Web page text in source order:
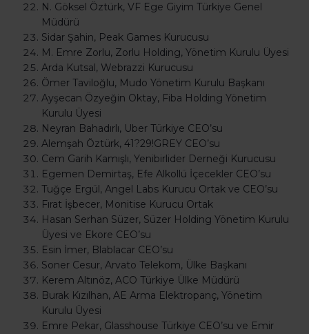
N. Göksel Öztürk, VF Ege Giyim Türkiye Genel
Müdürü
Sidar Şahin, Peak Games Kurucusu
M. Emre Zorlu, Zorlu Holding, Yönetim Kurulu Üyesi
Arda Kutsal, Webrazzi Kurucusu
Ömer Taviloğlu, Mudo Yönetim Kurulu Başkanı
Ayşecan Özyeğin Oktay, Fiba Holding Yönetim
Kurulu Üyesi
Neyran Bahadırlı, Uber Türkiye CEO’su
Alemşah Öztürk, 41?29!GREY CEO’su
Cem Garih Kamışlı, Yenibirlider Derneği Kurucusu
Egemen Demirtaş, Efe Alkollü İçecekler CEO’su
Tuğçe Ergül, Angel Labs Kurucu Ortak ve CEO’su
Fırat İşbecer, Monitise Kurucu Ortak
Hasan Serhan Süzer, Süzer Holding Yönetim Kurulu
Üyesi ve Ekore CEO’su
Esin İmer, Blablacar CEO’su
Soner Cesur, Arvato Telekom, Ülke Başkanı
Kerem Altınöz, ACO Türkiye Ülke Müdürü
Burak Kızılhan, AE Arma Elektropanç, Yönetim
Kurulu Üyesi
Emre Pekar, Glasshouse Türkiye CEO’su ve Emir